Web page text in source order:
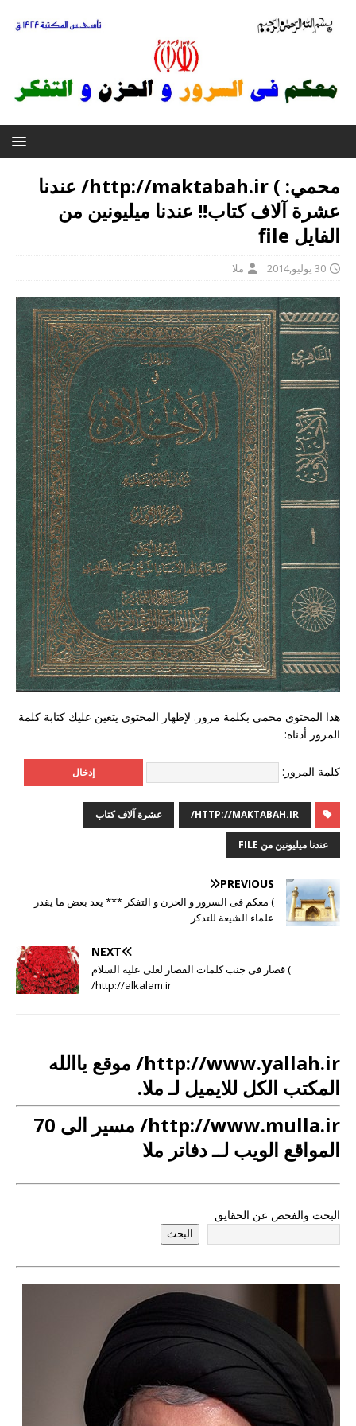
محمي: ) http://maktabah.ir/ عندنا
عشرة آلاف کتاب!! عندنا میلیونین من
الفایل file
30 يوليو,2014 ملا
هذا المحتوى محمي بكلمة مرور. لإظهار المحتوى يتعين عليك كتابة كلمة
المرور أدناه:
كلمة المرور:
HTTP://MAKTABAH.IR/ عشرة آلاف کتاب
عندنا میلیونین من FILE
PREVIOUS
) معکم فی السرور و الحزن و التفکر *** یعد بعض ما یقدر
علماء الشیعة للتذکر
NEXT
) قصار فی جنب کلمات القصار لعلی علیه السلام
http://alkalam.ir/
http://www.yallah.ir/ موقع یاالله
المکتب الکل للایمیل لـ ملا.
http://www.mulla.ir/ مسیر الی 70
المواقع الویب لــ دفاتر ملا
البحث والفحص عن الحقایق
البحث